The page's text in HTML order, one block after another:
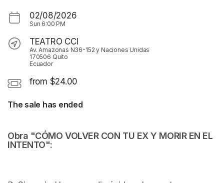
02/08/2026
Sun 6:00 PM
TEATRO CCI
Av. Amazonas N36-152 y Naciones Unidas
170506 Quito
Ecuador
from $24.00
The sale has ended
Obra "CÓMO VOLVER CON TU EX Y MORIR EN EL
INTENTO":